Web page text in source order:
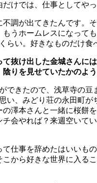
けでは、仕事としてや
不調が出てきたんです
うホームレスになって
らい。好きなものだけ食
抜け出した金城さんに
りを見せていたかのよ
できたので、浅草寺の
い、みどり荘の永田町
澤本さんと一緒に桜餅
会やれば？来週空いて
て仕事を辞めたはいい
から好きな世界に入る